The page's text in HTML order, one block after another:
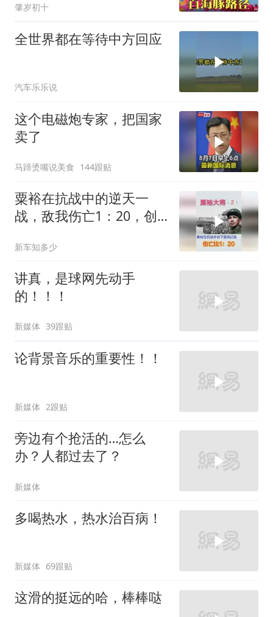
肇岁初十
全世界都在等待中方回应
汽车乐乐说
这个电磁炮专家，把国家
卖了
马蹄烫嘴说美食 144跟贴
粟裕在抗战中的逆天一
战，敌我伤亡1：20，创
新车知多少
讲真，是球网先动手
的！！！
新媒体 39跟贴
论背景音乐的重要性！！
新媒体 2跟贴
旁边有个抢活的…怎么
办？人都过去了？
新媒体
多喝热水，热水治百病！
新媒体 69跟贴
这滑的挺远的哈，棒棒哒